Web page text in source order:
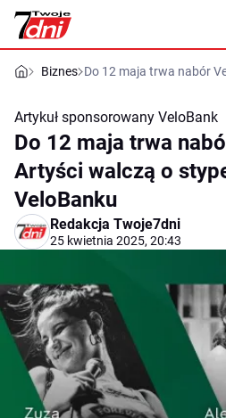
Biznes Do 12 maja trwa nabór
Artykuł sponsorowany VeloBank
Do 12 maja trwa
Artyści walczą o
VeloBanku
Redakcja Twoje7dni
25 kwietnia 2025, 20:43